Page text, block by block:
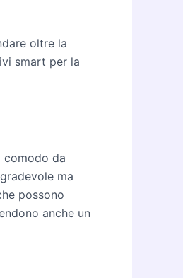
oltre la
smart per la
comodo da
ma
possono
anche un